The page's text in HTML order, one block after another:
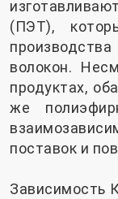
(ПЭТ),
волокон.
продуктах,
же
поставок и
Зависимость